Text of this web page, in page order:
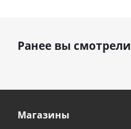
Ранее вы смотрели
Магазины